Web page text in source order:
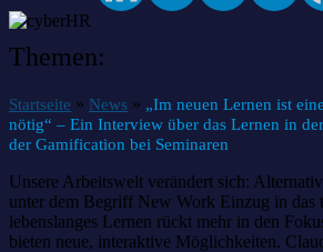
Themen:
Startseite » News » „Im neuen Lernen ist
nötig“ – Ein Interview über das Lernen in
der Gamification bei Seminaren
Unsere Arbeitswelt verändert sich:
unter dem Begriff New Work Einzug in das
lebenslanges Lernen rückt mehr in den
bieten neue, interaktive Möglichkeiten.